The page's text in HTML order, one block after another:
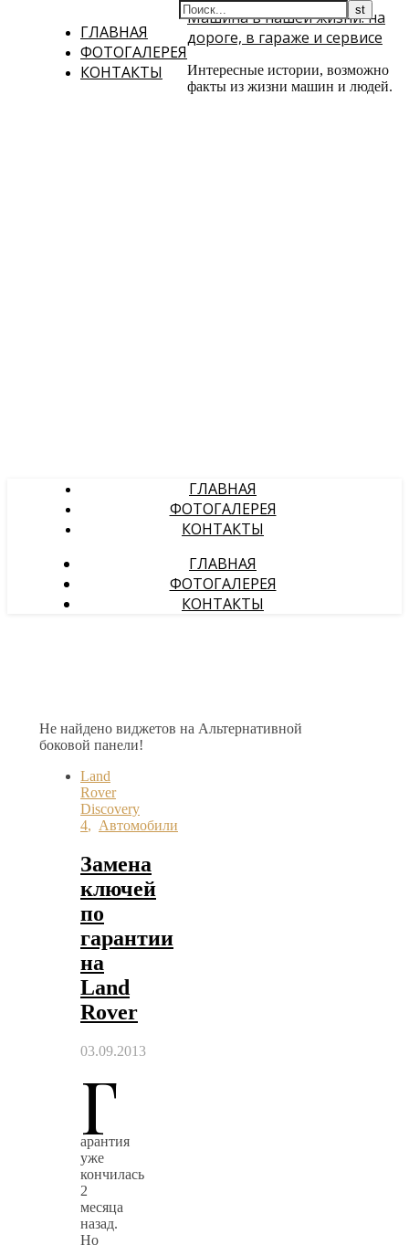
ГЛАВНАЯ
ФОТОГАЛЕРЕЯ
КОНТАКТЫ
Машина в нашей жизни: на
дороге, в гараже и сервисе
Интересные истории, возможно
факты из жизни машин и людей.
ГЛАВНАЯ
ФОТОГАЛЕРЕЯ
КОНТАКТЫ
ГЛАВНАЯ
ФОТОГАЛЕРЕЯ
КОНТАКТЫ
Не найдено виджетов на Альтернативной
боковой панели!
Land
Rover
Discovery
4, Автомобили
Замена
ключей
по
гарантии
на
Land
Rover
03.09.2013
Г
арантия
уже
кончилась
2
месяца
назад.
Но